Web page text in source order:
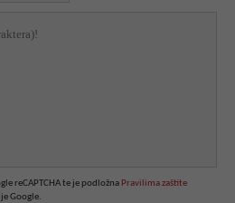
reCAPTCHA te je podložna Pravilima zaštite
Google.